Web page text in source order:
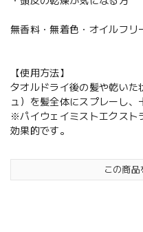
無香料・無着色・オイルフリ
【使用方法】
タオルドライ後の髪や乾いた
ュ）を髪全体にスプレーし、
※パイウェイミストエクスト
効果的です。
この商品